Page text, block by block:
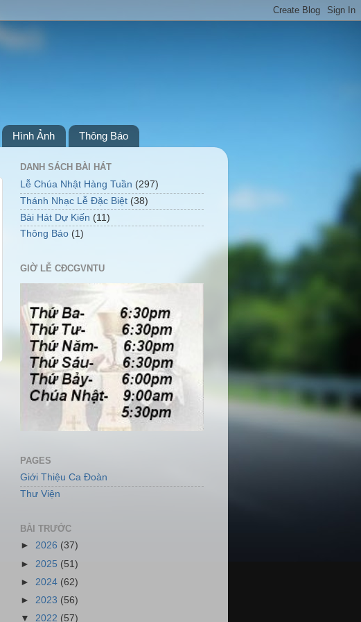
Hình Ảnh Thông Báo
DANH SÁCH BÀI HÁT
Lễ Chúa Nhật Hàng Tuần (297)
Thánh Nhạc Lễ Đặc Biệt (38)
Bài Hát Dự Kiến (11)
Thông Báo (1)
GIỜ LỄ CĐCGVNTU
PAGES
Giới Thiệu Ca Đoàn
Thư Viện
BÀI TRƯỚC
► 2026 (37)
► 2025 (51)
► 2024 (62)
► 2023 (56)
▼ 2022 (57)